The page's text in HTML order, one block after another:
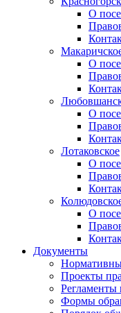
О
О
О
Лотаковское
О
О
Документы
Проекты
Регламенты
Формы